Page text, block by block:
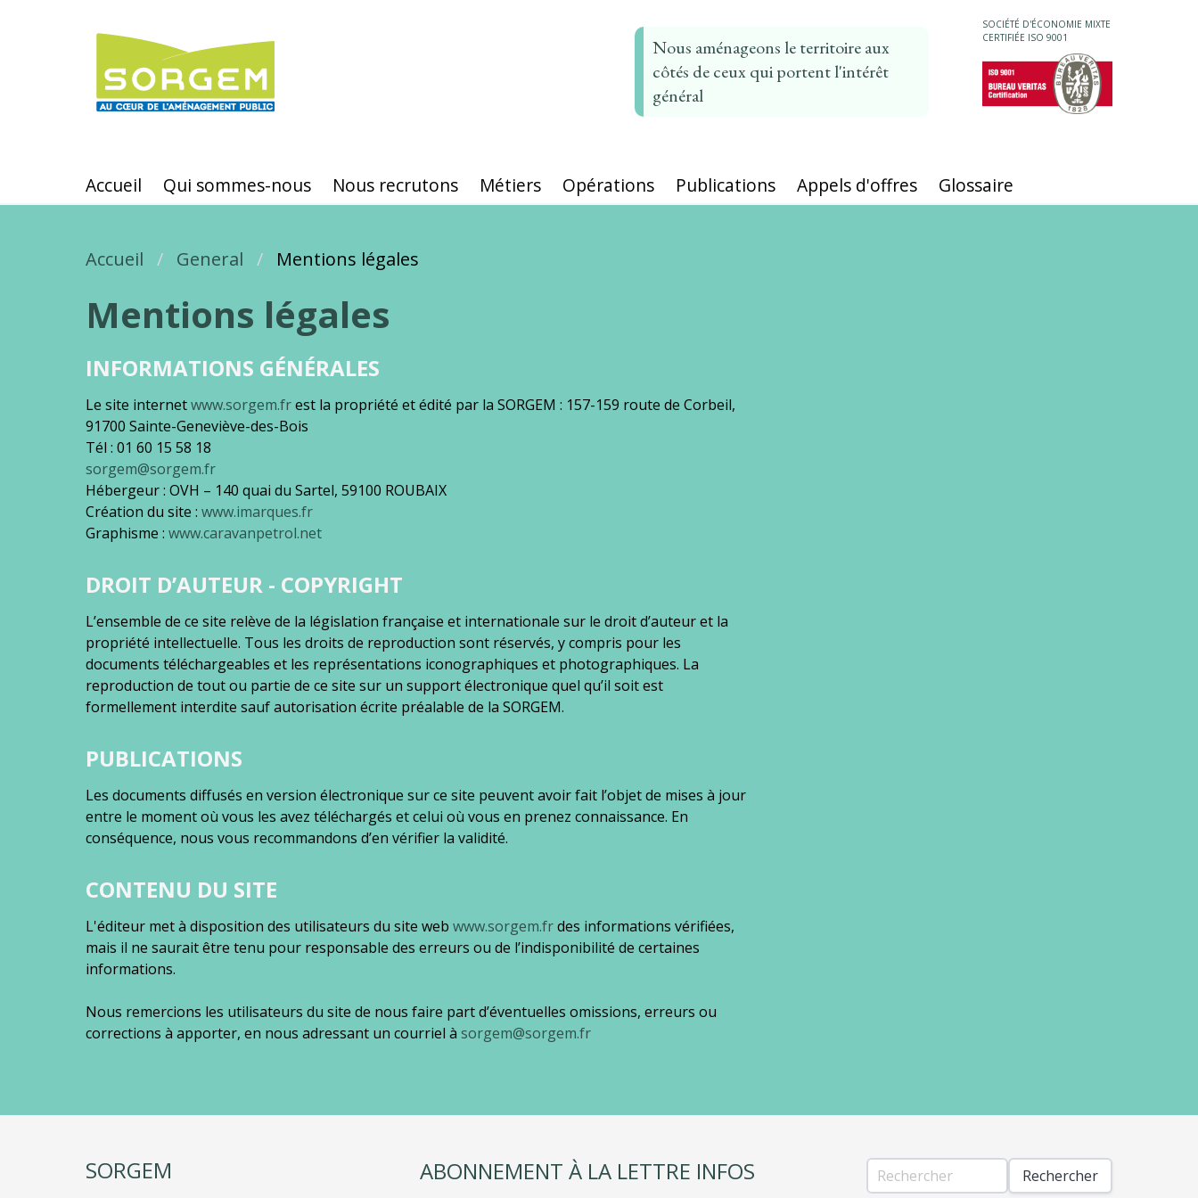
Nous aménageons le territoire aux
côtés de ceux qui portent l'intérêt
général
SOCIÉTÉ D'ÉCONOMIE MIXTE
CERTIFIÉE ISO 9001
Accueil Qui sommes-nous Nous recrutons Métiers Opérations Publications Appels d'offres Glossaire
Fil d'Ariane
Accueil General Mentions légales
Mentions légales
INFORMATIONS GÉNÉRALES
Le site internetwww.sorgem.frest la propriété et édité par la SORGEM : 157-159 route de Corbeil,
91700 Sainte-Geneviève-des-Bois
Tél : 01 60 15 58 18
sorgem@sorgem.fr
Hébergeur : OVH – 140 quai du Sartel, 59100 ROUBAIX
Création du site : www.imarques.fr
Graphisme : www.caravanpetrol.net
DROIT D’AUTEUR - COPYRIGHT
L’ensemble de ce site relève de la législation française et internationale sur le droit d’auteur et la
propriété intellectuelle. Tous les droits de reproduction sont réservés, y compris pour les
documents téléchargeables et les représentations iconographiques et photographiques. La
reproduction de tout ou partie de ce site sur un support électronique quel qu’il soit est
formellement interdite sauf autorisation écrite préalable de la SORGEM.
PUBLICATIONS
Les documents diffusés en version électronique sur ce site peuvent avoir fait l’objet de mises à jour
entre le moment où vous les avez téléchargés et celui où vous en prenez connaissance. En
conséquence, nous vous recommandons d’en vérifier la validité.
CONTENU DU SITE
L'éditeur met à disposition des utilisateurs du site web www.sorgem.frdes informations vérifiées,
mais il ne saurait être tenu pour responsable des erreurs ou de l’indisponibilité de certaines
informations.
Nous remercions les utilisateurs du site de nous faire part d’éventuelles omissions, erreurs ou
corrections à apporter, en nous adressant un courriel à sorgem@sorgem.fr
SORGEM ABONNEMENT À LA LETTRE INFOS Rechercher